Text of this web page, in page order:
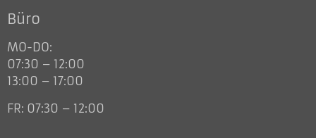
Büro
MO-DO:
07:30 – 12:00
13:00 – 17:00
FR: 07:30 – 12:00